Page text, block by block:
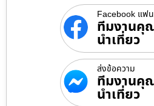
Facebook แฟ
ทีมงานคุ
นำเที่ยว
ส่งข้อความ
ทีมงานคุ
นำเที่ยว